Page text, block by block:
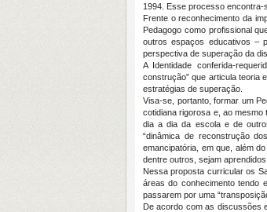
1994. Esse processo encontra-
Frente o reconhecimento da
Pedagogo como profissional
outros espaços educativos –
perspectiva de superação da
A Identidade conferida-
construção” que articula teoria
estratégias de superação.
Visa-se, portanto, formar um
cotidiana rigorosa e, ao
dia a dia da escola e de
“dinâmica de reconstrução
emancipatória, em que, além
dentre outros, sejam
Nessa proposta curricular os
áreas do conhecimento tendo
passarem por uma
De acordo com as discussões